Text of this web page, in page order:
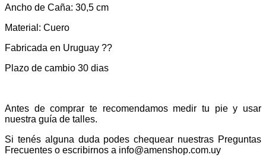
Ancho de Caña: 30,5 cm
Material: Cuero
Fabricada en Uruguay ??
Plazo de cambio 30 dias
Antes de comprar te recomendamos medir tu pie y usar
nuestra guía de talles.
Si tenés alguna duda podes chequear nuestras Preguntas
Frecuentes o escribirnos a info@amenshop.com.uy